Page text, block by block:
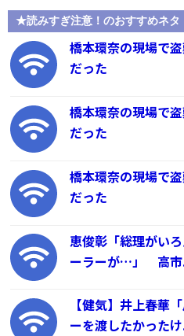
★読みすぎ注意！のおすすめネタ
橋本環奈の現場で
だった
橋本環奈の現場で
だった
橋本環奈の現場で
だった
恵俊彰「総理がい
ーラーが…」 高
【健気】井上春華
ーを渡したかった